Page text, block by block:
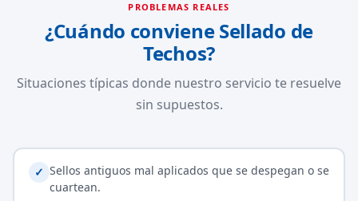
PROBLEMAS REALES
¿Cuándo conviene Sellado de
Techos?
Situaciones típicas donde nuestro servicio te resuelve
sin supuestos.
✓ Sellos antiguos mal aplicados que se despegan o se
cuartean.